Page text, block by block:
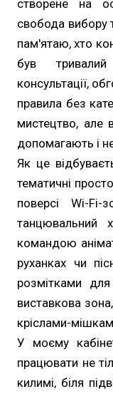
створене на
свобода вибору
пам'ятаю, хто
був
консультації,
правила без
мистецтво, але
допомагають і
Як це
тематичні
поверсі Wi-
командою
руханках чи
розмітками
виставкова
кріслами-
У моєму
працювати не
килимі, біля